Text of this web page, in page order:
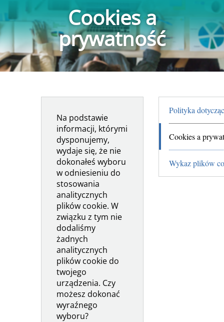
Cookies a
prywatność
Na podstawie
informacji, którymi
dysponujemy,
wydaje się, że nie
dokonałeś wyboru
w odniesieniu do
stosowania
analitycznych
plików cookie. W
związku z tym nie
dodaliśmy
żadnych
analitycznych
plików cookie do
twojego
urządzenia. Czy
możesz dokonać
wyraźnego
wyboru?
Polityka
Cookies a
Wykaz plików